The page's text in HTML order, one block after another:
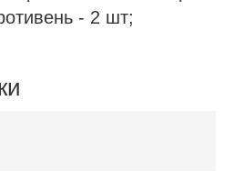
- 2 шт;